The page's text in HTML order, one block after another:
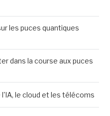
les puces quantiques
dans la course aux puces
le cloud et les télécoms